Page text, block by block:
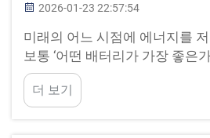
2026-01-23 22:57:54
미래의 어느 시점에 에너지를
보통 ‘어떤 배터리가 가장 좋은
됩니다. 리튬철인산염(LiFePO4)
배터리는 가장 흔히 사용되는
이 두 배터리 각각은 고유한 장
더 보기